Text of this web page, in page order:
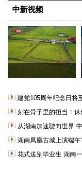
中新视频
建党105周年纪念日将
刻在骨子里的担当！
从湖南加速驶向世界
湖南凤凰古城上演端
花式送别毕业生 湖南